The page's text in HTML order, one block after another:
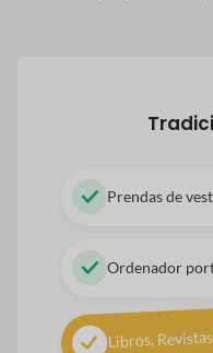
Prendas de
Ordenador
Libros,